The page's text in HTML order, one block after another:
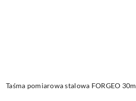
Taśma pomiarowa stalowa FORGEO 30m